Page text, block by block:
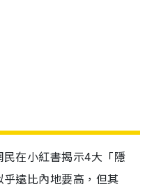
在小紅書揭示4大「隱
遠比內地要高，但其